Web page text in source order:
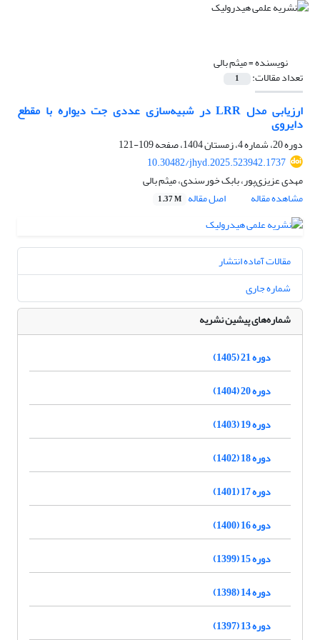
نویسنده =میثم بالی
تعداد مقالات: 1
ارزیابی مدل LRR در شبیه‌سازی عددی جت دیواره با مقطع
دایروی
دوره 20، شماره 4، زمستان 1404، صفحه
109-121
10.30482/jhyd.2025.523942.1737
مهدی عزیزی‌پور، بابک خورسندی، میثم بالی
مشاهده مقاله
اصل مقاله 1.37 M
مقالات آماده انتشار
شماره جاری
شماره‌های پیشین نشریه
دوره 21 (1405)
دوره 20 (1404)
دوره 19 (1403)
دوره 18 (1402)
دوره 17 (1401)
دوره 16 (1400)
دوره 15 (1399)
دوره 14 (1398)
دوره 13 (1397)